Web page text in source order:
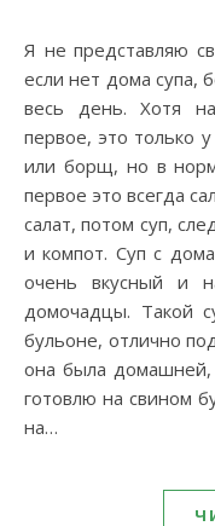
Я не представляю свою жизнь без первого, для меня
если нет дома супа,
весь день. Хотя
первое, это только
или борщ, но в
первое это всегда
салат, потом суп,
и компот. Суп с
очень вкусный и
домочадцы. Такой
бульоне, отлично
она была домашней,
готовлю на свином
на…